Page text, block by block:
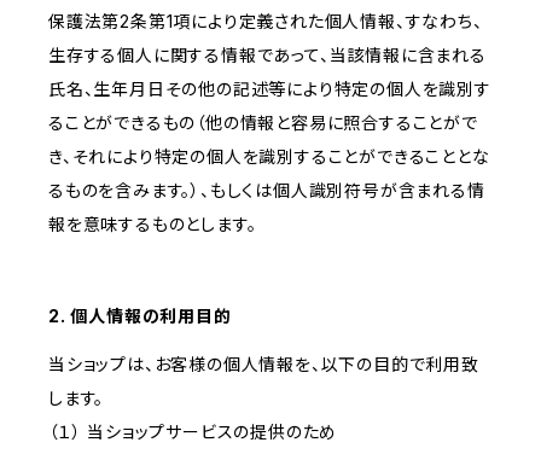
保護法第2条第1項により定義された個人情報、すなわち、
生存する個人に関する情報であって、当該情報に含まれる
氏名、生年月日その他の記述等により特定の個人を識別す
ることができるもの（他の情報と容易に照合することがで
き、それにより特定の個人を識別することができることとな
るものを含みます。）、もしくは個人識別符号が含まれる情
報を意味するものとします。
2. 個人情報の利用目的
当ショップは、お客様の個人情報を、以下の目的で利用致
します。
（１） 当ショップサービスの提供のため